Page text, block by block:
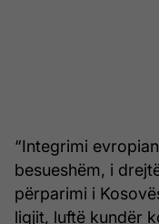
“Integrimi
besueshëm, i
përparimi i
ligjit, luftë kundër